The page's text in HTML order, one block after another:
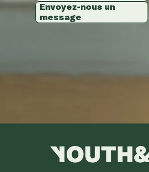
Envoyez-nous un
message
Envoyez-nous un
message
Envoyez-nous un
message